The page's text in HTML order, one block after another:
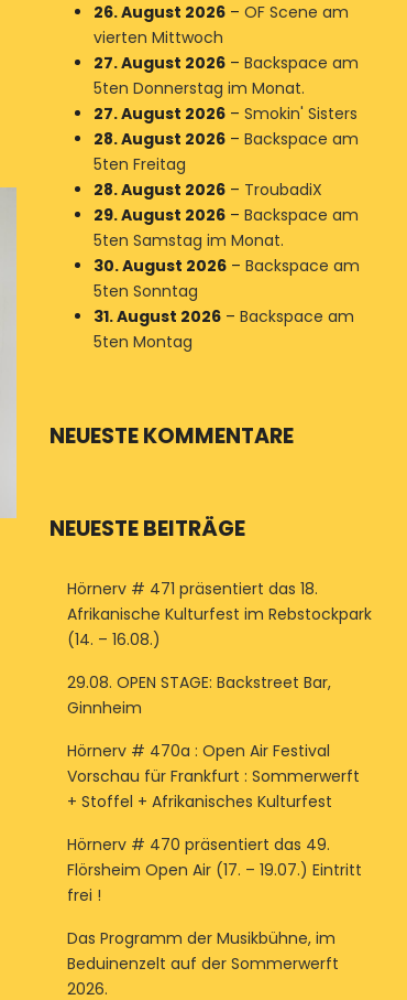
26. August 2026– OF Scene am
vierten Mittwoch
27. August 2026– Backspace am
5ten Donnerstag im Monat.
27. August 2026– Smokin' Sisters
28. August 2026– Backspace am
5ten Freitag
28. August 2026– TroubadiX
29. August 2026– Backspace am
5ten Samstag im Monat.
30. August 2026– Backspace am
5ten Sonntag
31. August 2026– Backspace am
5ten Montag
NEUESTE KOMMENTARE
NEUESTE BEITRÄGE
Hörnerv # 471 präsentiert das 18.
Afrikanische Kulturfest im Rebstockpark
(14. – 16.08.)
29.08. OPEN STAGE: Backstreet Bar,
Ginnheim
Hörnerv # 470a : Open Air Festival
Vorschau für Frankfurt : Sommerwerft
+ Stoffel + Afrikanisches Kulturfest
Hörnerv # 470 präsentiert das 49.
Flörsheim Open Air (17. – 19.07.) Eintritt
frei !
Das Programm der Musikbühne, im
Beduinenzelt auf der Sommerwerft
2026.